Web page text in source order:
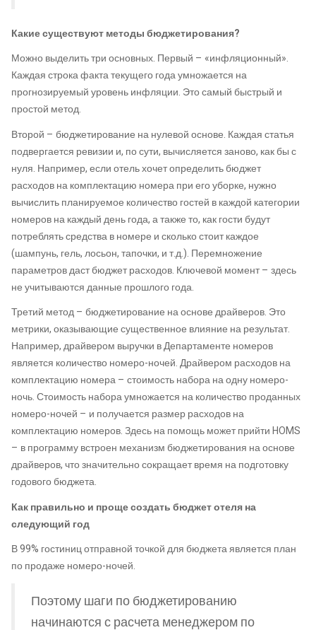
Какие существуют методы бюджетирования?
Можно выделить три основных. Первый – «инфляционный».
Каждая строка факта текущего года умножается на
прогнозируемый уровень инфляции. Это самый быстрый и
простой метод.
Второй – бюджетирование на нулевой основе. Каждая статья
подвергается ревизии и, по сути, вычисляется заново, как бы с
нуля. Например, если отель хочет определить бюджет
расходов на комплектацию номера при его уборке, нужно
вычислить планируемое количество гостей в каждой категории
номеров на каждый день года, а также то, как гости будут
потреблять средства в номере и сколько стоит каждое
(шампунь, гель, лосьон, тапочки, и т.д.). Перемножение
параметров даст бюджет расходов. Ключевой момент – здесь
не учитываются данные прошлого года.
Третий метод – бюджетирование на основе драйверов. Это
метрики, оказывающие существенное влияние на результат.
Например, драйвером выручки в Департаменте номеров
является количество номеро-ночей. Драйвером расходов на
комплектацию номера – стоимость набора на одну номеро-
ночь. Стоимость набора умножается на количество проданных
номеро-ночей – и получается размер расходов на
комплектацию номеров. Здесь на помощь может прийти HOMS
– в программу встроен механизм бюджетирования на основе
драйверов, что значительно сокращает время на подготовку
годового бюджета.
Как правильно и проще создать бюджет отеля на
следующий год
В 99% гостиниц отправной точкой для бюджета является план
по продаже номеро-ночей.
Поэтому шаги по бюджетированию
начинаются с расчета менеджером по